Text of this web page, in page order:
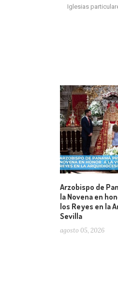
Iglesias
Arzobispo de
la Novena en
los Reyes en la
Sevilla
agosto 05, 2026